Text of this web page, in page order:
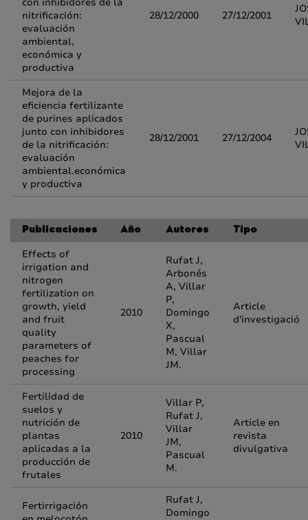
nitrificación:
evaluación
ambiental,
económica y
productiva
28/12/2000 27/12/2001
Mejora de la
eficiencia fertilizante
de purines aplicados
junto con inhibidores
de la nitrificación:
evaluación
ambiental.económica
y productiva
28/12/2001 27/12/2004
Publicaciones Año Autores Tipo
Effects of
irrigation and
nitrogen
fertilization on
growth, yield
and fruit
quality
parameters of
peaches for
processing
2010
Rufat J,
Arbonés
A, Villar
P,
Domingo
X,
Pascual
M, Villar
JM.
Article
d'investigació
Fertilidad de
suelos y
nutrición de
plantas
aplicadas a la
producción de
frutales
2010
Villar P,
Rufat J,
Villar
JM,
Pascual
M.
Article en
revista
divulgativa
Fertirrigación
Rufat J,
Domingo